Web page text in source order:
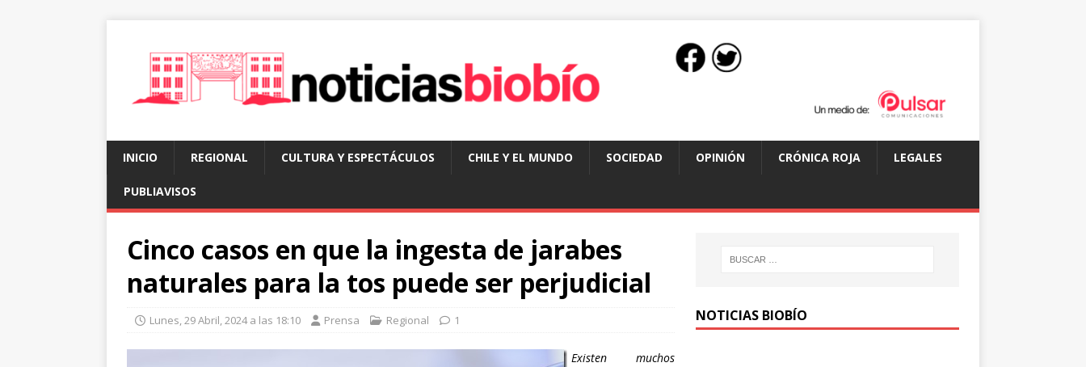
INICIO REGIONAL CULTURA Y ESPECTÁCULOS CHILE Y EL MUNDO SOCIEDAD OPINIÓN CRÓNICA ROJA LEGALES
PUBLIAVISOS
Cinco casos en que la ingesta de jarabes
naturales para la tos puede ser perjudicial
Lunes, 29 Abril, 2024 a las 18:10 Prensa Regional 1
Existen muchos
NOTICIAS BIOBÍO